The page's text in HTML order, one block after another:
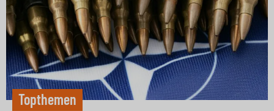
Topthemen